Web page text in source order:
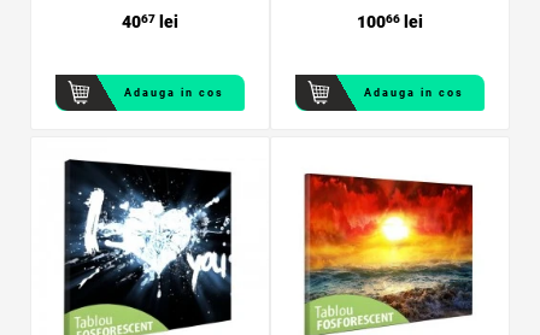
4067 lei
Adauga in cos
10066 lei
Adauga in cos